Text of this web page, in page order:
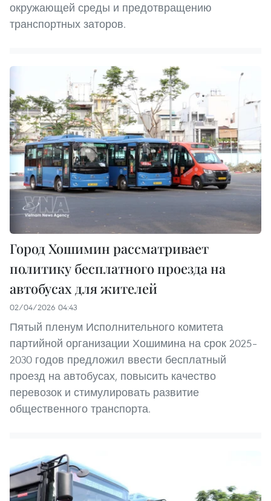
окружающей среды и предотвращению
транспортных заторов.
Город Хошимин рассматривает
политику бесплатного проезда на
автобусах для жителей
02/04/2026 04:43
Пятый пленум Исполнительного комитета
партийной организации Хошимина на срок 2025–
2030 годов предложил ввести бесплатный
проезд на автобусах, повысить качество
перевозок и стимулировать развитие
общественного транспорта.